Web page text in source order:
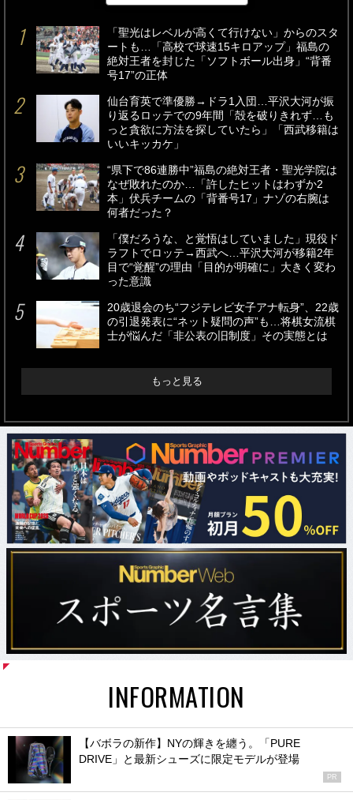
「聖光はレベルが高くて行けない」からのスタ
ートも…「高校で球速15キロアップ」福島の
絶対王者を封じた「ソフトボール出身」“背番
号17”の正体
仙台育英で準優勝→ドラ1入団…平沢大河が振
り返るロッテでの9年間「殻を破りきれず…も
っと貪欲に方法を探していたら」「西武移籍は
いいキッカケ」
“県下で86連勝中”福島の絶対王者・聖光学院は
なぜ敗れたのか…「許したヒットはわずか2
本」伏兵チームの「背番号17」ナゾの右腕は
何者だった？
「僕だろうな、と覚悟はしていました」現役ド
ラフトでロッテ→西武へ…平沢大河が移籍2年
目で“覚醒”の理由「目的が明確に」大きく変わ
った意識
20歳退会のち“フジテレビ女子アナ転身”、22歳
の引退発表に“ネット疑問の声”も…将棋女流棋
士が悩んだ「非公表の旧制度」その実態とは
もっと見る
INFORMATION
【バボラの新作】NYの輝きを纏う。「PURE
DRIVE」と最新シューズに限定モデルが登場
PR